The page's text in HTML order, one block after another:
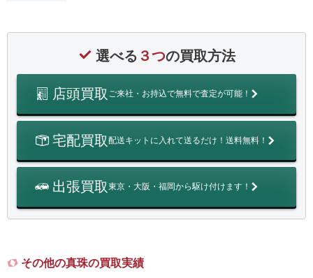
選べる ３つの買取方法
店頭買取 ご来社・お持込で無料で査定が可能！
宅配買取配送キットに入れて送るだけ！送料無料！
出張買取東京・大阪・福岡から駆け付けます！
その他の真珠の買取実績